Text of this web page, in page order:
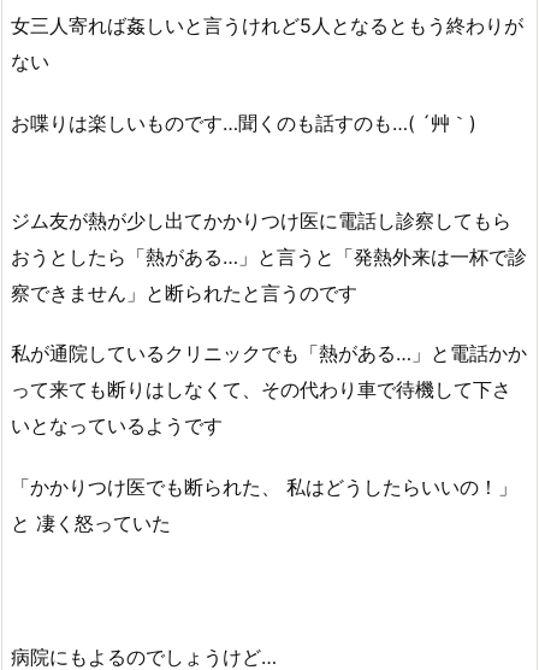
女三人寄れば姦しいと言うけれど5人となるともう終わりが
ない
お喋りは楽しいものです…聞くのも話すのも…( ´艸｀)
ジム友が熱が少し出てかかりつけ医に電話し診察してもら
おうとしたら「熱がある…」と言うと「発熱外来は一杯で診
察できません」と断られたと言うのです
私が通院しているクリニックでも「熱がある…」と電話かか
って来ても断りはしなくて、その代わり車で待機して下さ
いとなっているようです
「かかりつけ医でも断られた、 私はどうしたらいいの！」
と 凄く怒っていた
病院にもよるのでしょうけど…